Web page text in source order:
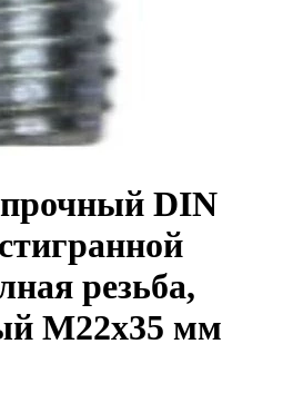
DIN
резьба,
M22x35 мм